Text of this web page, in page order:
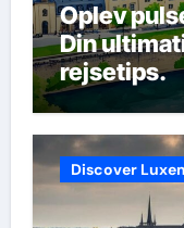
Oplev
Din
rejsetips.
Discover